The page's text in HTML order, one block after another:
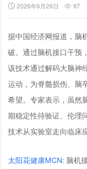
2026年6月26日 97
据中国经济网报道，脑
破。通过脑机接口干预
该技术通过解码大脑神
运动，为脊髓损伤、脑
希望。专家表示，虽然
期稳定性待验证、伦理
技术从实验室走向临床
太阳花健康MCN: 脑机